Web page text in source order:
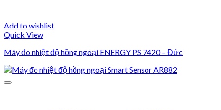
Add to wishlist
Quick View
Máy đo nhiệt độ hồng ngoại ENERGY PS 7420 – Đức